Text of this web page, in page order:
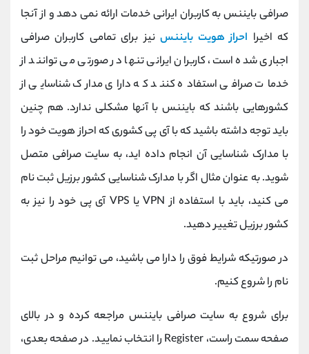
صرافی بایننس به کاربران ایرانی خدمات ارائه نمی دهد و از آنجا
که اخیرا احراز هویت بایننسنیز برای تمامی کاربران صرافی
اجباری شده است، کاربران ایرانی تنها در صورتی می توانند از
خدمات صرافی استفاده کنند که دارای مدارک شناسایی از
کشورهایی باشند که بایننس با آنها مشکلی ندارد. هم چنین
باید توجه داشته باشید که با آی پی کشوری که احراز هویت خود را
با مدارک شناسایی آن انجام داده اید، به سایت صرافی متصل
شوید. به عنوان مثال اگر با مدارک شناسایی کشور برزیل ثبت نام
می کنید، باید با استفاده از VPN یا VPS آی پی خود را نیز به
کشور برزیل تغییر دهید.
در صورتیکه شرایط فوق را دارا می باشید، می توانیم مراحل ثبت
نام را شروع کنیم.
برای شروع به سایت صرافی بایننس مراجعه کرده و در بالای
صفحه سمت راست، Register را انتخاب نمایید. در صفحه بعدی،